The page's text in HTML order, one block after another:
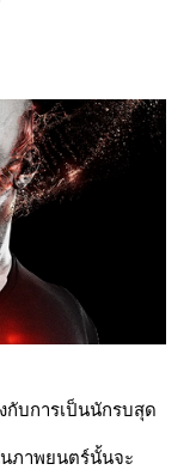
กับการเป็นนักรบสุด
ภาพยนตร์นั้นจะ